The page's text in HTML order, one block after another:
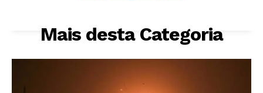
Mais desta Categoria